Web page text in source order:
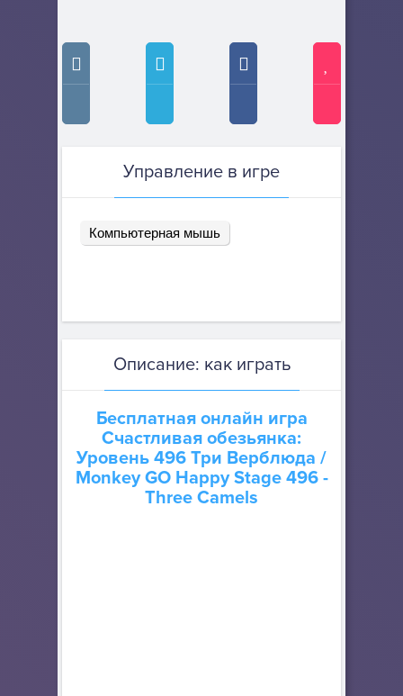
Управление в игре
Компьютерная мышь
Описание: как играть
Бесплатная онлайн игра
Счастливая обезьянка:
Уровень 496 Три Верблюда /
Monkey GO Happy Stage 496 -
Three Camels